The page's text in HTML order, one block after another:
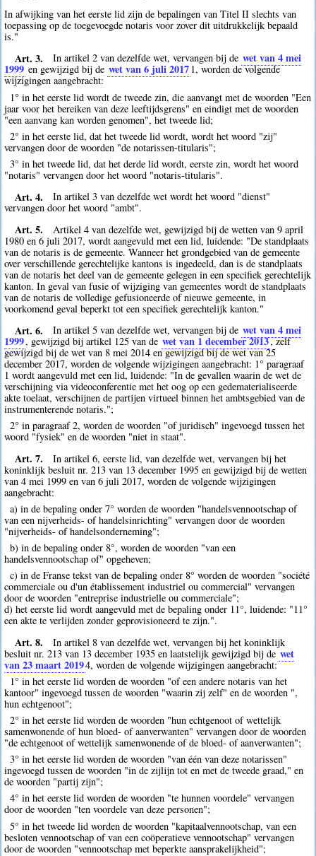
In afwijking van het eerste lid zijn de bepalingen van Titel II slechts van
toepassing op de toegevoegde notaris voor zover dit uitdrukkelijk bepaald
is."
Art. 3. In artikel 2 van dezelfde wet, vervangen bij de wet van 4 mei
1999 en gewijzigd bij de wet van 6 juli 2017 1, worden de volgende
wijzigingen aangebracht:
1° in het eerste lid wordt de tweede zin, die aanvangt met de woorden "Een
jaar voor het bereiken van deze leeftijdsgrens" en eindigt met de woorden
"een aanvang kan worden genomen", het tweede lid;
2° in het eerste lid, dat het tweede lid wordt, wordt het woord "zij"
vervangen door de woorden "de notarissen-titularis";
3° in het tweede lid, dat het derde lid wordt, eerste zin, wordt het woord
"notaris" vervangen door het woord "notaris-titularis".
Art. 4.
In artikel 3 van dezelfde wet wordt het woord "dienst"
vervangen door het woord "ambt".
Art. 5.
Artikel 4 van dezelfde wet, gewijzigd bij de wetten van 9 april
1980 en 6 juli 2017, wordt aangevuld met een lid, luidende: "De standplaats
van de notaris is de gemeente. Wanneer het grondgebied van de gemeente
over verschillende gerechtelijke kantons is ingedeeld, dan is de standplaats
van de notaris het deel van de gemeente gelegen in een specifiek gerechtelijk
kanton. In geval van fusie of wijziging van gemeentes wordt de standplaats
van de notaris de volledige gefusioneerde of nieuwe gemeente, in
voorkomend geval beperkt tot een specifiek gerechtelijk kanton."
Art. 6. In artikel 5 van dezelfde wet, vervangen bij de wet van 4 mei
1999, gewijzigd bij artikel 125 van de wet van 1 december 2013, zelf
gewijzigd bij de wet van 8 mei 2014 en gewijzigd bij de wet van 25
december 2017, worden de volgende wijzigingen aangebracht: 1° paragraaf
1 wordt aangevuld met een lid, luidende: "In de gevallen waarin de wet de
verschijning via videoconferentie met het oog op een gedematerialiseerde
akte toelaat, verschijnen de partijen virtueel binnen het ambtsgebied van de
instrumenterende notaris.";
2° in paragraaf 2, worden de woorden "of juridisch" ingevoegd tussen het
woord "fysiek" en de woorden "niet in staat".
Art. 7.
In artikel 6, eerste lid, van dezelfde wet, vervangen bij het
koninklijk besluit nr. 213 van 13 december 1995 en gewijzigd bij de wetten
van 4 mei 1999 en van 6 juli 2017, worden de volgende wijzigingen
aangebracht:
a) in de bepaling onder 7° worden de woorden "handelsvennootschap of
van een nijverheids- of handelsinrichting" vervangen door de woorden
"nijverheids- of handelsonderneming";
b) in de bepaling onder 8°, worden de woorden "van een
handelsvennootschap of" opgeheven;
c) in de Franse tekst van de bepaling onder 8° worden de woorden "société
commerciale ou d'un établissement industriel ou commercial" vervangen
door de woorden "entreprise industrielle ou commerciale";
d) het eerste lid wordt aangevuld met de bepaling onder 11°, luidende: "11°
een akte te verlijden zonder geprovisioneerd te zijn.".
Art. 8.
In artikel 8 van dezelfde wet, vervangen bij het koninklijk
besluit nr. 213 van 13 december 1935 en laatstelijk gewijzigd bij de wet
van 23 maart 20194, worden de volgende wijzigingen aangebracht:
1° in het eerste lid worden de woorden "of een andere notaris van het
kantoor" ingevoegd tussen de woorden "waarin zij zelf" en de woorden ",
hun echtgenoot";
2° in het eerste lid worden de woorden "hun echtgenoot of wettelijk
samenwonende of hun bloed- of aanverwanten" vervangen door de woorden
"de echtgenoot of wettelijk samenwonende of de bloed- of aanverwanten";
3° in het eerste lid worden de woorden "van één van deze notarissen"
ingevoegd tussen de woorden "in de zijlijn tot en met de tweede graad," en
de woorden "partij zijn";
4° in het eerste lid worden de woorden "te hunnen voordele" vervangen
door de woorden "ten voordele van deze personen";
5° in het tweede lid worden de woorden "kapitaalvennootschap, van een
besloten vennootschap of van een coöperatieve vennootschap" vervangen
door de woorden "vennootschap met beperkte aansprakelijkheid";